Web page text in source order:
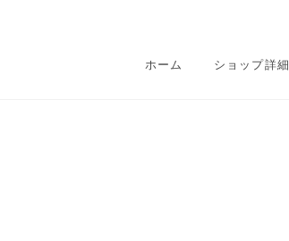
ホーム ショップ詳細